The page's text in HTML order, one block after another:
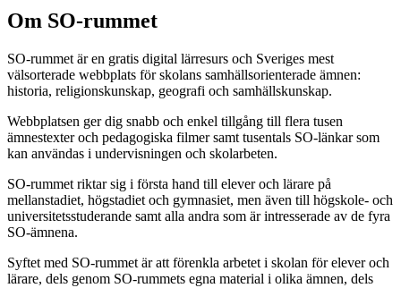
Om SO-rummet
SO-rummet är en gratis digital lärresurs och Sveriges mest
välsorterade webbplats för skolans samhällsorienterade ämnen:
historia, religionskunskap, geografi och samhällskunskap.
Webbplatsen ger dig snabb och enkel tillgång till flera tusen
ämnestexter och pedagogiska filmer samt tusentals SO-länkar som
kan användas i undervisningen och skolarbeten.
SO-rummet riktar sig i första hand till elever och lärare på
mellanstadiet, högstadiet och gymnasiet, men även till högskole- och
universitetsstuderande samt alla andra som är intresserade av de fyra
SO-ämnena.
Syftet med SO-rummet är att förenkla arbetet i skolan för elever och
lärare, dels genom SO-rummets egna material i olika ämnen, dels